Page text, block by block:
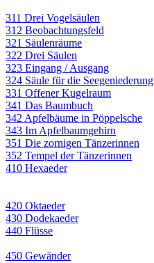
311 Drei Vogelsäulen
312 Beobachtungsfeld
321 Säulenräume
322 Drei Säulen
323 Eingang / Ausgang
324 Säule für die Seegeniederung
331 Offener Kugelraum
341 Das Baumbuch
342 Apfelbäume in Pöppelsche
343 Im Apfelbaumgehirn
351 Die zornigen Tänzerinnen
352 Tempel der Tänzerinnen
410 Hexaeder
420 Oktaeder
430 Dodekaeder
440 Flüsse
450 Gewänder